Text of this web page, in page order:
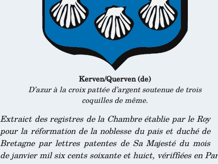
Kerven/Querven (de)
D’azur à la croix pattée d’argent soutenue de trois
coquilles de même.
Extraict des registres de la Chambre établie par le Roy
pour la réformation de la noblesse du pais et duché de
Bretagne par lettres patentes de Sa Majesté du mois
de janvier mil six cents soixante et huict, vériffiées en